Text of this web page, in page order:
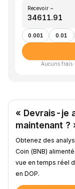
Recevoir ~
0.001 0.01
Aucuns frais
« Devrais-je
maintenant ?
Obtenez des
Coin (BNB)
vue en temps réel
en DOP.